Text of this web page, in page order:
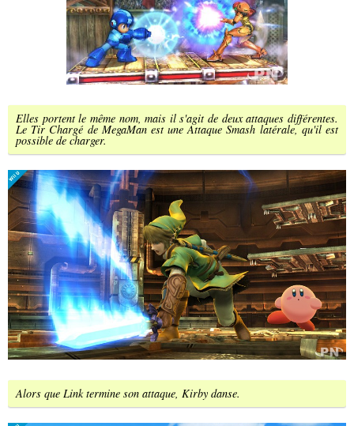
Elles portent le même nom, mais il s'agit de deux attaques différentes.
Le Tir Chargé de MegaMan est une Attaque Smash latérale, qu'il est
possible de charger.
Alors que Link termine son attaque, Kirby danse.